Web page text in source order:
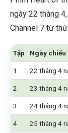
ngày 22 tháng
Channel 7 từ
Tập Ngày chiếu
1 22 tháng 4
2 23 tháng 4
3 24 tháng 4
4 25 tháng 4